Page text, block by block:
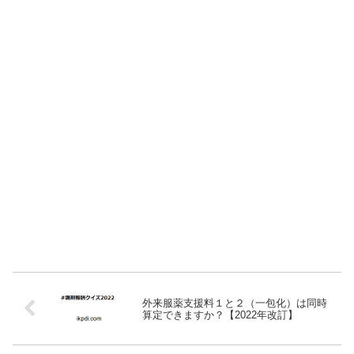
外来服薬支援料１と２（一包化）は同時
算定できますか？【2022年改訂】